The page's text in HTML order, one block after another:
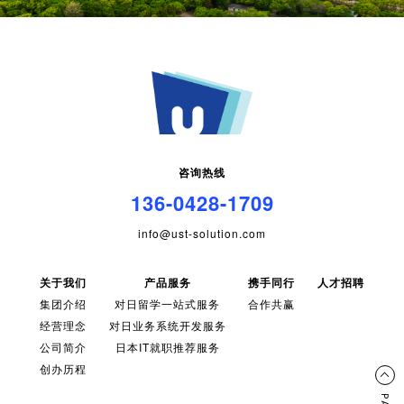
咨询热线
136-0428-1709
info@ust-solution.com
关于我们
集团介绍
经营理念
公司简介
创办历程
产品服务
对日留学一站式服务
对日业务系统开发服务
日本IT就职推荐服务
携手同行
合作共赢
人才招聘